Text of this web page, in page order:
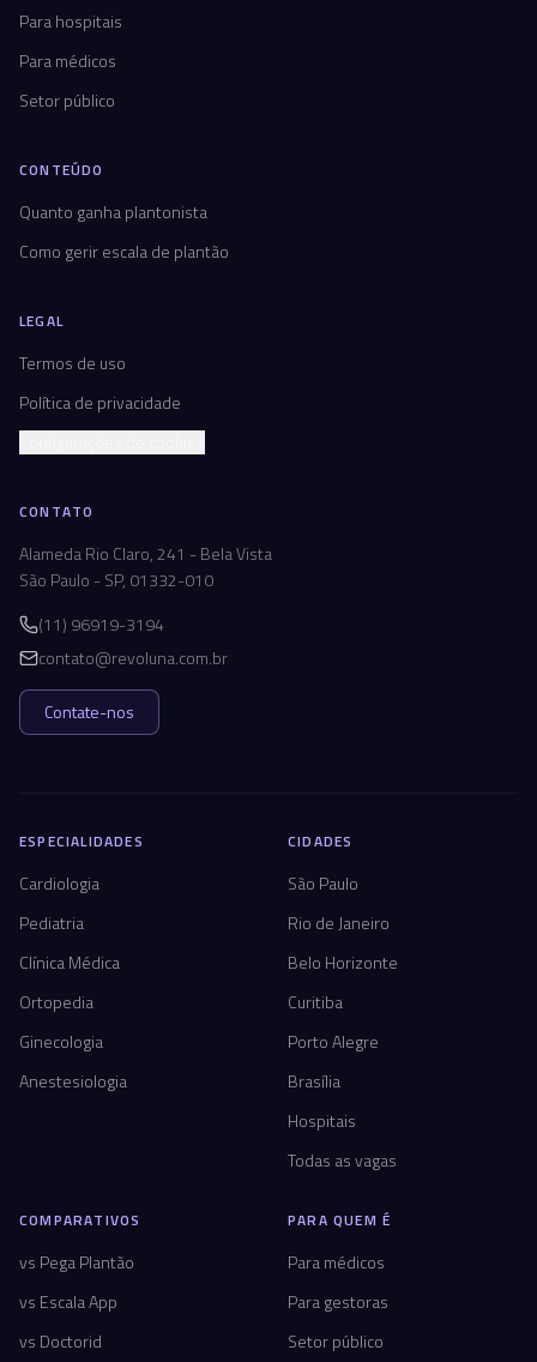
Para hospitais
Para médicos
Setor público
CONTEÚDO
Quanto ganha plantonista
Como gerir escala de plantão
LEGAL
Termos de uso
Política de privacidade
CONTATO
Alameda Rio Claro, 241 - Bela Vista
São Paulo - SP, 01332-010
(11) 96919-3194
contato@revoluna.com.br
Contate-nos
ESPECIALIDADES
Cardiologia
Pediatria
Clínica Médica
Ortopedia
Ginecologia
Anestesiologia
CIDADES
São Paulo
Rio de Janeiro
Belo Horizonte
Curitiba
Porto Alegre
Brasília
Hospitais
Todas as vagas
COMPARATIVOS
vs Pega Plantão
vs Escala App
vs Doctorid
PARA QUEM É
Para médicos
Para gestoras
Setor público